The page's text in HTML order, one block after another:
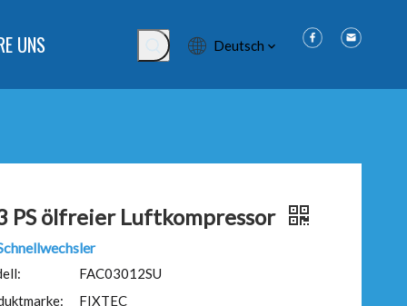
UNS Deutsch
PS ölfreier Luftkompressor
FAC03012SU
FIXTEC